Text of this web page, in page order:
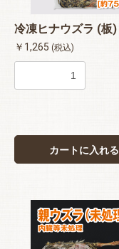
冷凍ヒナウズラ (板)
￥1,265 (税込)
カートに入れる